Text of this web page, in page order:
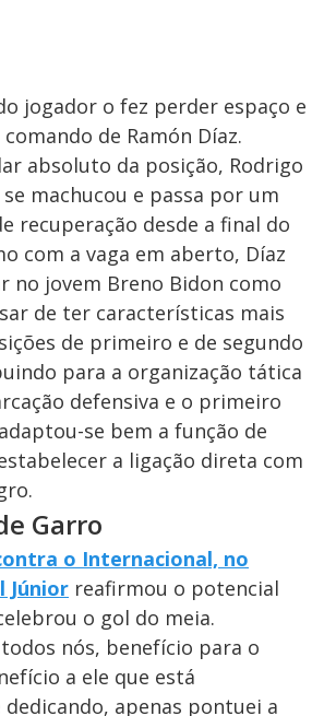
jogador o fez perder espaço e
de Ramón Díaz.
absoluto da posição, Rodrigo
machucou e passa por um
recuperação desde a final do
com a vaga em aberto, Díaz
no jovem Breno Bidon como
de ter características mais
de primeiro e de segundo
para a organização tática
defensiva e o primeiro
se bem a função de
a ligação direta com
Garro
o Internacional, no
Júnior reafirmou o potencial
o gol do meia.
nós, benefício para o
a ele que está
apenas pontuei a